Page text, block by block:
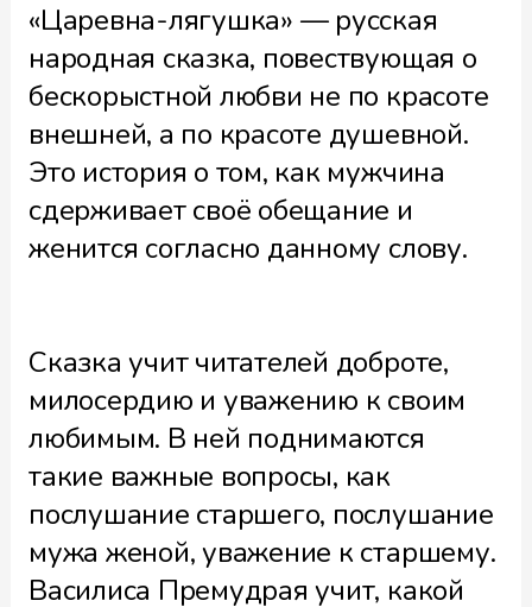
«Царевна-лягушка» — русская
народная сказка, повествующая о
бескорыстной любви не по красоте
внешней, а по красоте душевной.
Это история о том, как мужчина
сдерживает своё обещание и
женится согласно данному слову.
Сказка учит читателей доброте,
милосердию и уважению к своим
любимым. В ней поднимаются
такие важные вопросы, как
послушание старшего, послушание
мужа женой, уважение к старшему.
Василиса Премудрая учит, какой